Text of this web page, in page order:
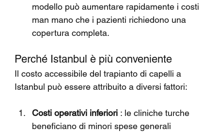
modello può aumentare rapidamente i costi
man mano che i pazienti richiedono una
copertura completa.
Perché Istanbul è più conveniente
Il costo accessibile del trapianto di capelli a
Istanbul può essere attribuito a diversi fattori:
Costi operativi inferiori : le cliniche turche
beneficiano di minori spese generali